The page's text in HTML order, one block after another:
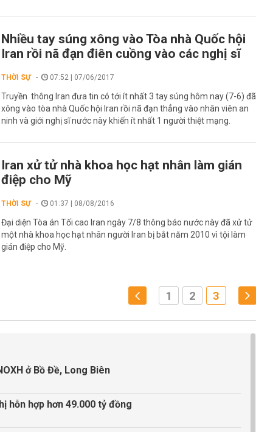
Nhiều tay súng xông vào Tòa nhà Quốc hội
Iran rồi nã đạn điên cuồng vào các nghị sĩ
THỜI SỰ 07:52 | 07/06/2017
Truyền thông Iran đưa tin có tới ít nhất 3 tay súng hôm nay (7-6) đã
xông vào tòa nhà Quốc hội Iran rồi nã đạn thẳng vào nhân viên an
ninh và giới nghị sĩ nước này khiến ít nhất 1 người thiệt mạng.
Iran xử tử nhà khoa học hạt nhân làm gián
điệp cho Mỹ
THỜI SỰ 01:37 | 08/08/2016
Đại diện Tòa án Tối cao Iran ngày 7/8 thông báo nước này đã xử tử
một nhà khoa học hạt nhân người Iran bị bắt năm 2010 vì tội làm
gián điệp cho Mỹ.
1 2 3
ở Bồ Đề, Long Biên
hỗn hợp hơn 49.000 tỷ đồng